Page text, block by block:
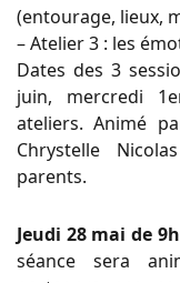
(entourage, lieux,
– Atelier 3 : les
Dates des 3
juin, mercredi
ateliers. Animé
Chrystelle
parents.
Jeudi 28 mai de
séance sera